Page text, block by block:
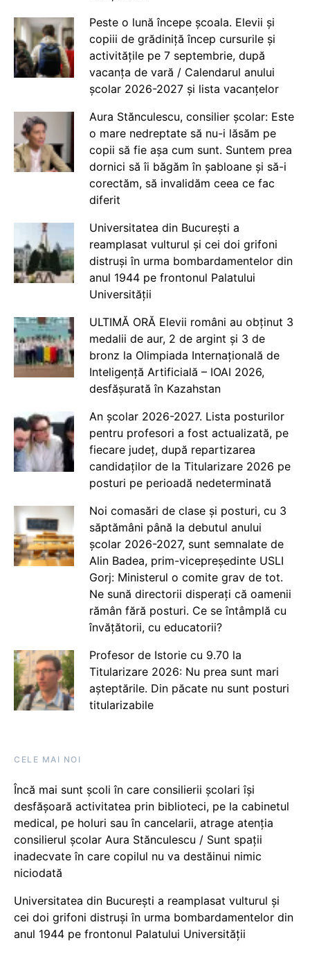
Peste o lună începe școala. Elevii și
copiii de grădiniță încep cursurile și
activitățile pe 7 septembrie, după
vacanța de vară / Calendarul anului
școlar 2026-2027 și lista vacanțelor
Aura Stănculescu, consilier școlar: Este
o mare nedreptate să nu-i lăsăm pe
copii să fie așa cum sunt. Suntem prea
dornici să îi băgăm în șabloane și să-i
corectăm, să invalidăm ceea ce fac
diferit
Universitatea din București a
reamplasat vulturul și cei doi grifoni
distruși în urma bombardamentelor din
anul 1944 pe frontonul Palatului
Universității
ULTIMĂ ORĂ Elevii români au obținut 3
medalii de aur, 2 de argint și 3 de
bronz la Olimpiada Internațională de
Inteligență Artificială – IOAI 2026,
desfășurată în Kazahstan
An școlar 2026-2027. Lista posturilor
pentru profesori a fost actualizată, pe
fiecare județ, după repartizarea
candidaților de la Titularizare 2026 pe
posturi pe perioadă nedeterminată
Noi comasări de clase și posturi, cu 3
săptămâni până la debutul anului
școlar 2026-2027, sunt semnalate de
Alin Badea, prim-vicepreședinte USLI
Gorj: Ministerul o comite grav de tot.
Ne sună directorii disperați că oamenii
rămân fără posturi. Ce se întâmplă cu
învățătorii, cu educatorii?
Profesor de Istorie cu 9.70 la
Titularizare 2026: Nu prea sunt mari
așteptările. Din păcate nu sunt posturi
titularizabile
CELE MAI NOI
Încă mai sunt școli în care consilierii școlari își
desfășoară activitatea prin biblioteci, pe la cabinetul
medical, pe holuri sau în cancelarii, atrage atenția
consilierul școlar Aura Stănculescu / Sunt spații
inadecvate în care copilul nu va destăinui nimic
niciodată
Universitatea din București a reamplasat vulturul și
cei doi grifoni distruși în urma bombardamentelor din
anul 1944 pe frontonul Palatului Universității